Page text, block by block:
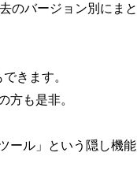
のバージョン別にまと
きます。
方も是非。
ール」という隠し機能